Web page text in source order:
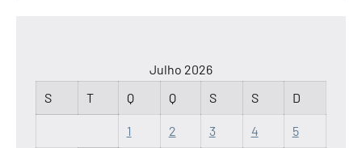
Julho 2026
S
T Q Q S S D
1 2 3 4 5